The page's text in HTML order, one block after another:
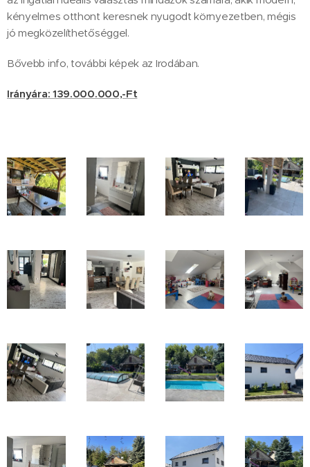
kényelmes otthont keresnek nyugodt környezetben, mégis
jó megközelíthetőséggel.
Bővebb info, további képek az Irodában.
Irányára: 139.000.000,-Ft